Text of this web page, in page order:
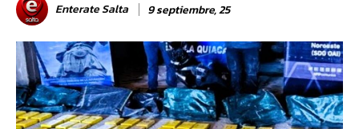
Enterate Salta 9 septiembre, 25